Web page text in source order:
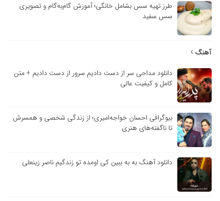
طرز تهیه سس بشامل خانگی؛ آموزش گام‌به‌گام و تصویری
سس سفید
آهنگ
دانلود مداحی سر از دست دادیم سرور از دست دادیم + متن
کامل و کیفیت عالی
بیوگرافی احسان خواجه‌امیری؛ از زندگی شخصی و همسرش
تا ناگفته‌های هنری
دانلود آهنگ به به ببین کی اومده تو زندگیم ناصر زینعلی